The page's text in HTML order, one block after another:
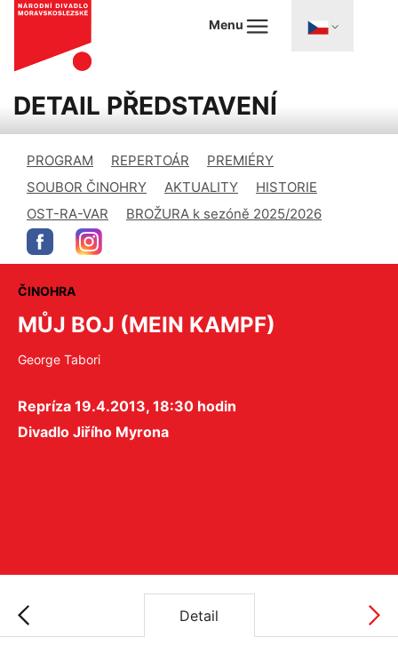
Menu
DETAIL PŘEDSTAVENÍ
PROGRAM REPERTOÁR
PREMIÉRY
SOUBOR ČINOHRY
AKTUALITY
HISTORIE
OST-RA-VAR
BROŽURA k sezóně 2025/2026
ČINOHRA
MŮJ BOJ (MEIN KAMPF)
George Tabori
Repríza 19.4.2013, 18:30 hodin
Divadlo Jiřího Myrona
Detail